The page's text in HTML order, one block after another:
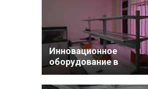
Инновационное
оборудование в
Новосибирской школе
№218